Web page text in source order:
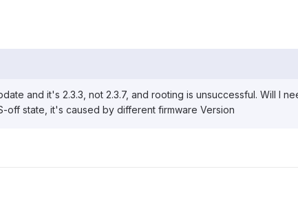
and it's 2.3.3, not 2.3.7, and rooting is unsuccessful. Will I
off state, it's caused by different firmware Version